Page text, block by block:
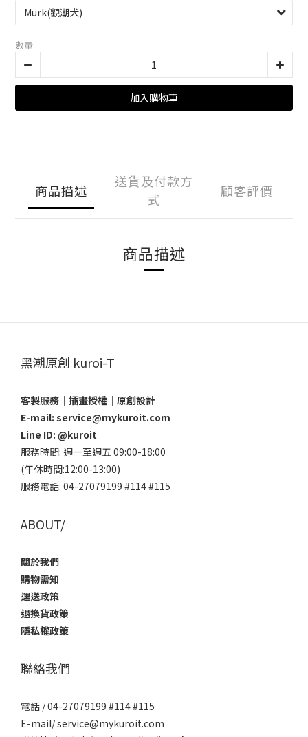
數量
加入購物車
商品描述
送貨及付款方
式
顧客評價
商品描述
黑潮原創 kuroi-T
客製服務｜插畫授權｜原創設計
E-mail: service@mykuroit.com
Line ID: @kuroit
服務時間: 週一至週五 09:00-18:00
(午休時間:12:00-13:00)
服務電話: 04-27079199 #114 #115
ABOUT/
關於我們
購物需知
運送政策
退換貨政策
隱私權政策
聯絡我們
電話 / 04-27079199 #114 #115
E-mail/ service@mykuroit.com